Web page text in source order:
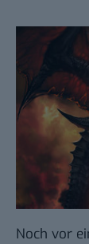
Noch vor